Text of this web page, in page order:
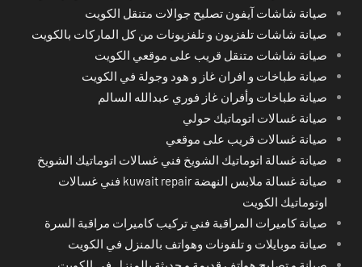
صيانة شاشات آيفون تصليح جوالات متنقل الكويت
صيانة شاشات تلفزيون و تلفزيونات من كل الماركات بالكويت
صيانة شاشات متنقل قريب على موقعي الكويت
صيانة طباخات و افران غاز و هود وجولة في الكويت
صيانة طباخات وأفران غاز فوري عبدالله السالم
صيانة غسالات اتوماتيك حولي
صيانة غسالات قريب على موقعي
صيانة غسالة اتوماتيك الشويخ فني غسالات اتوماتيك الشويخ
صيانة غسالة ملابس النهضة kuwait repair فني غسالات
اوتوماتيك الكويت
صيانة كاميرات المراقبة فني تركيب كاميرات مراقبة السرة
صيانة موبايلات و تلفونات وهواتف بالمنزل في الكويت